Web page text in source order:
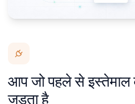
आप जो पहले से
जुड़ता है